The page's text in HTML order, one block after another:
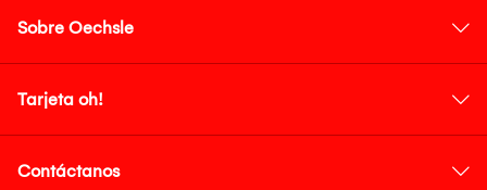
Sobre Oechsle
Tarjeta oh!
Contáctanos